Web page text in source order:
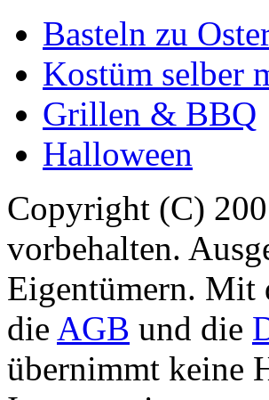
Basteln zu
Kostüm selber
Grillen & BBQ
Halloween
Copyright (C)
vorbehalten.
Eigentümern. Mit
die AGB und die
übernimmt keine